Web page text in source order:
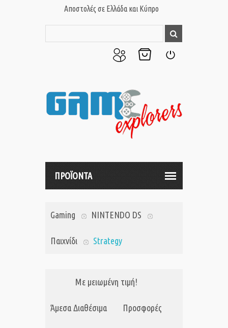
Αποστολές σε Ελλάδα και Κύπρο
μου
ΠΡΟΪΟΝΤΑ
Gaming NINTENDO DS
Παιχνίδι Strategy
Με μειωμένη τιμή!
Άμεσα Διαθέσιμα Προσφορές